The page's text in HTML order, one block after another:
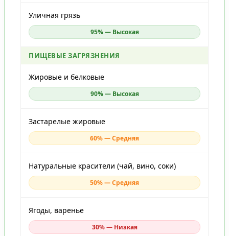
Уличная грязь
95% — Высокая
ПИЩЕВЫЕ ЗАГРЯЗНЕНИЯ
Жировые и белковые
90% — Высокая
Застарелые жировые
60% — Средняя
Натуральные красители (чай, вино, соки)
50% — Средняя
Ягоды, варенье
30% — Низкая